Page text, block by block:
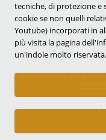
Copyright © 2007 -
Informativa sui
tecniche, di protezione
cookie se non quelli
Youtube) incorporati in
più visita la pagina
un'indole molto riservata.